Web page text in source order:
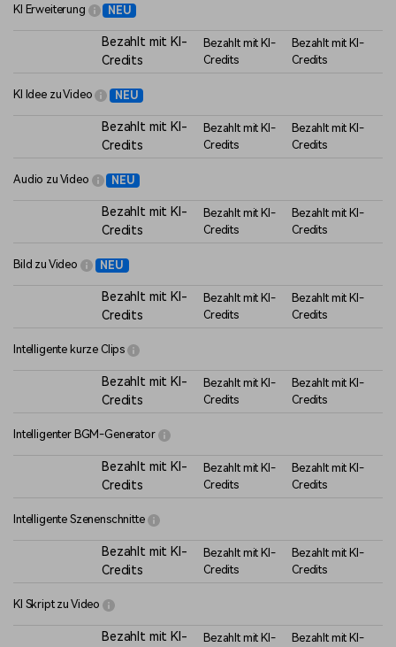
KI Erweiterung NEU
Bezahlt mit KI-
Credits
Bezahlt mit KI-
Credits
Bezahlt mit KI-
Credits
KI Idee zu Video NEU
Bezahlt mit KI-
Credits
Bezahlt mit KI-
Credits
Bezahlt mit KI-
Credits
Audio zu Video NEU
Bezahlt mit KI-
Credits
Bezahlt mit KI-
Credits
Bezahlt mit KI-
Credits
Bild zu Video NEU
Bezahlt mit KI-
Credits
Bezahlt mit KI-
Credits
Bezahlt mit KI-
Credits
Intelligente kurze Clips
Bezahlt mit KI-
Credits
Bezahlt mit KI-
Credits
Bezahlt mit KI-
Credits
Intelligenter BGM-Generator
Bezahlt mit KI-
Credits
Bezahlt mit KI-
Credits
Bezahlt mit KI-
Credits
Intelligente Szenenschnitte
Bezahlt mit KI-
Credits
Bezahlt mit KI-
Credits
Bezahlt mit KI-
Credits
KI Skript zu Video
Bezahlt mit KI-
Bezahlt mit KI-
Bezahlt mit KI-